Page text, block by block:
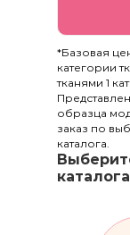
*Базовая
категории
тканями 1
образца
заказ по
каталога.
каталога